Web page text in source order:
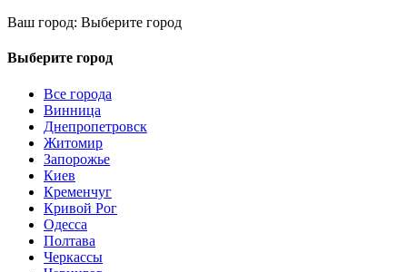
Ваш город: Выберите город
Выберите город
Все города
Винница
Днепропетровск
Житомир
Запорожье
Киев
Кременчуг
Кривой Рог
Одесса
Полтава
Черкассы